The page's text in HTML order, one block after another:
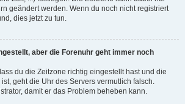
geändert werden. Wenn du noch nicht registriert
dies jetzt zu tun.
aber die Forenuhr geht immer noch
du die Zeitzone richtig eingestellt hast und die
geht die Uhr des Servers vermutlich falsch.
damit er das Problem beheben kann.